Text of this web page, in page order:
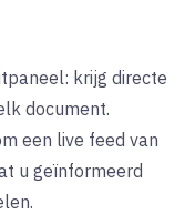
krijg directe
document.
een live feed van
u geïnformeerd